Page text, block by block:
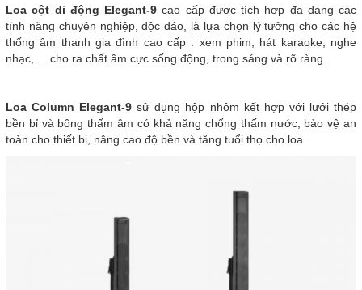
Loa cột di động Elegant-9 cao cấp được tích hợp đa dạng các
tính năng chuyên nghiệp, độc đáo, là lựa chọn lý tưởng cho các hệ
thống âm thanh gia đình cao cấp : xem phim, hát karaoke, nghe
nhạc, ... cho ra chất âm cực sống động, trong sáng và rõ ràng.
Loa Column Elegant-9 sử dụng hộp nhôm kết hợp với lưới thép
bền bỉ và bông thấm âm có khả năng chống thấm nước, bảo vệ an
toàn cho thiết bị, nâng cao độ bền và tăng tuổi thọ cho loa.